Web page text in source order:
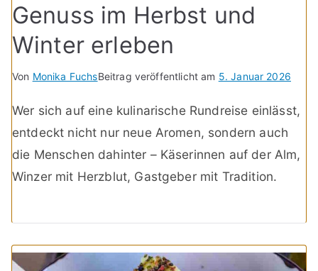
Genuss im Herbst und
Winter erleben
Von Monika FuchsBeitrag veröffentlicht am 5. Januar 2026
Wer sich auf eine kulinarische Rundreise einlässt,
entdeckt nicht nur neue Aromen, sondern auch
die Menschen dahinter – Käserinnen auf der Alm,
Winzer mit Herzblut, Gastgeber mit Tradition.